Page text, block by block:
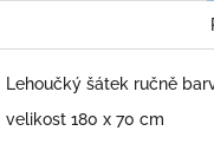
Lehoučký šátek ručně
velikost 180 x 70 cm